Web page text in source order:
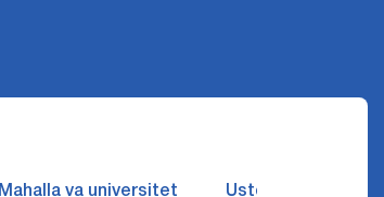
Mahalla va universitet Ustozlar suhbatin